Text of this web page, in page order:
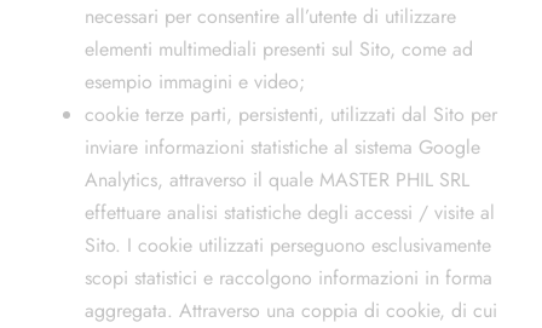
necessari per consentire all’utente di utilizzare
elementi multimediali presenti sul Sito, come ad
esempio immagini e video;
cookie terze parti, persistenti, utilizzati dal Sito per
inviare informazioni statistiche al sistema Google
Analytics, attraverso il quale MASTER PHIL SRL
effettuare analisi statistiche degli accessi / visite al
Sito. I cookie utilizzati perseguono esclusivamente
scopi statistici e raccolgono informazioni in forma
aggregata. Attraverso una coppia di cookie, di cui